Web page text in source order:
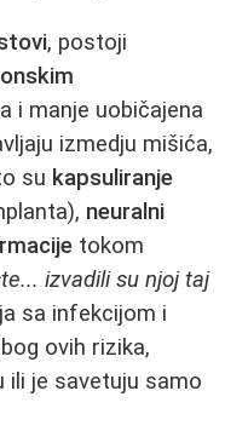
, postoji
i manje uobičajena
izmedju mišića,
su kapsuliranje
neuralni
tokom
izvadili su njoj taj
sa infekcijom i
ovih rizika,
ili je savetuju samo